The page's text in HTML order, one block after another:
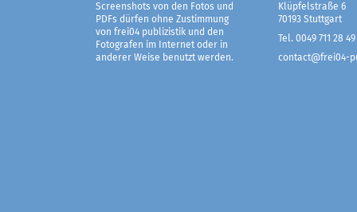
Screenshots von den Fotos und
PDFs dürfen ohne Zustimmung
von frei04 publizistik und den
Fotografen im Internet oder in
anderer Weise benutzt werden.
Klüpfelstraße 6
70193 Stuttgart
Tel. 0049 711 28 49
contact@frei04-